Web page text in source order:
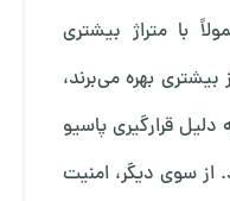
با متراژ بیشتری
بهره می‌برند،
قرارگیری پاسیو
از سوی دیگر، امنیت